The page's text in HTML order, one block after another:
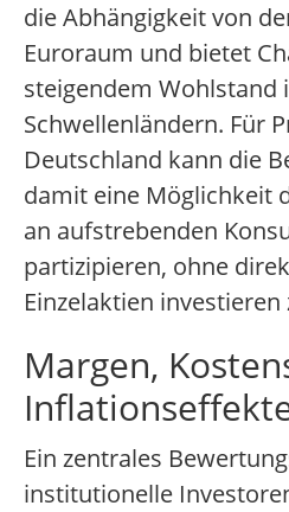
die Abhängigkeit von
Euroraum und bietet
steigendem Wohlstand
Schwellenländern. Für
Deutschland kann die
damit eine Möglichkeit
an aufstrebenden
partizipieren, ohne
Einzelaktien investieren
Margen,
Ein zentrales
institutionelle